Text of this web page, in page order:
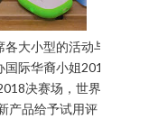
大小型的活动与
际华裔小姐2017
决赛场，世界中
产品给予试用评